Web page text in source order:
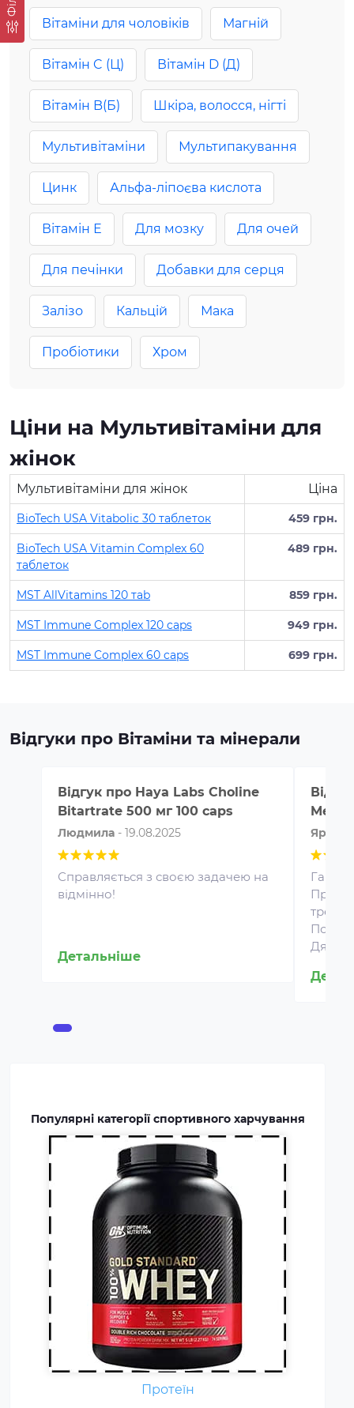
Вітаміни для чоловіків Магній
Вітамін C (Ц) Вітамін D (Д)
Вітамін B(Б) Шкіра, волосся, нігті
Мультивітаміни Мультипакування
Цинк Альфа-ліпоєва кислота
Вітамін Е Для мозку Для очей
Для печінки Добавки для серця
Залізо Кальцій Макa
Пробіотики Хром
Ціни на Мультивітаміни для
жінок
Мультивітаміни для жінок Ціна
BioTech USA Vitabolic 30 таблеток 459 грн.
BioTech USA Vitamin Complex 60
таблеток
489 грн.
MST AllVitamins 120 тab 859 грн.
MST Immune Complex 120 caps 949 грн.
MST Immune Complex 60 caps 699 грн.
Відгуки про Вітаміни та мінерали
Відгук про Haya Labs Choline
Bitartrate 500 мг 100 caps
Людмила - 19.08.2025
Справляється з своєю задачею на
відмінно!
Детальніше
Men
Гарні
Дякую
Популярні категорії спортивного харчування
білка у вигляді порошку. Це
сприяє зростанню та
бодібілдерів.
Протеїн
Амінокислоти - це незамінні
органічні сполуки, які зазвичай
надходять в організм із